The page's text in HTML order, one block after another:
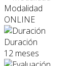
Modalidad
ONLINE
Duración
12 meses